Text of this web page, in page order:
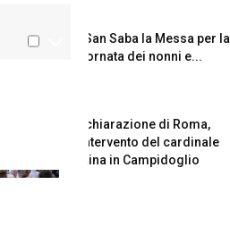
A San Saba la Messa per la
Giornata dei nonni e...
Dichiarazione di Roma,
l’intervento del cardinale
Reina in Campidoglio